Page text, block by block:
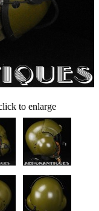
to enlarge